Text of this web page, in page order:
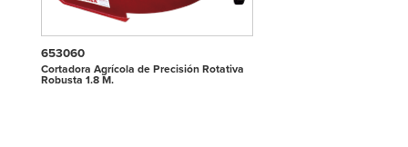
653060
Cortadora Agrícola de Precisión Rotativa
Robusta 1.8 M.